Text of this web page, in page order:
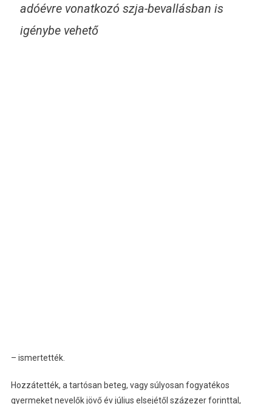
adóévre vonatkozó szja-bevallásban is
igénybe vehető
– ismertették.
Hozzátették, a tartósan beteg, vagy súlyosan fogyatékos
gyermeket nevelők jövő év július elsejétől százezer forinttal,